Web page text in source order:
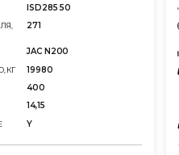
ISD285 50
271
JAC N200
КГ 19980
400
14,15
Y